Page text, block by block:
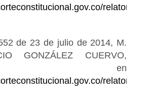
relatoria/
de 23 de julio de 2014, M.
GONZÁLEZ CUERVO,
en
relatoria/